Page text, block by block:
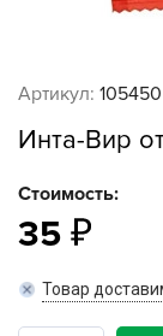
Артикул: 105450
Инта-Вир
Стоимость:
35
Товар